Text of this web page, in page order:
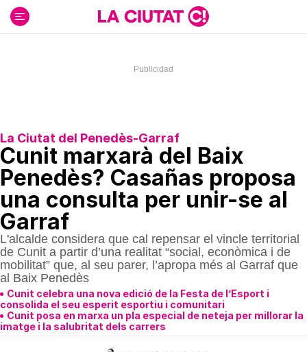
contenido
La Ciutat del Penedès-Garraf
Cunit marxarà del Baix
Penedès? Casañas proposa
una consulta per unir-se al
Garraf
L'alcalde considera que cal repensar el vincle territorial
de Cunit a partir d’una realitat “social, econòmica i de
mobilitat” que, al seu parer, l’apropa més al Garraf que
al Baix Penedès
Cunit celebra una nova edició de la Festa de l’Esport i
consolida el seu esperit esportiu i comunitari
Cunit posa en marxa un pla especial de neteja per millorar la
imatge i la salubritat dels carrers